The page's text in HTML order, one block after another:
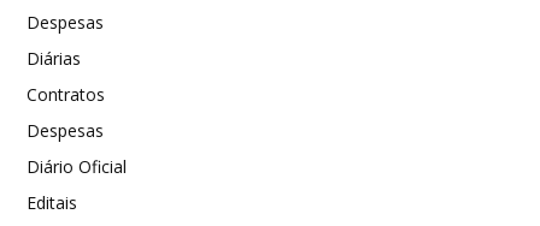
Despesas
Diárias
Contratos
Despesas
Diário Oficial
Editais